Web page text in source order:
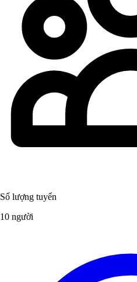
Số lượng tuyển
10 người